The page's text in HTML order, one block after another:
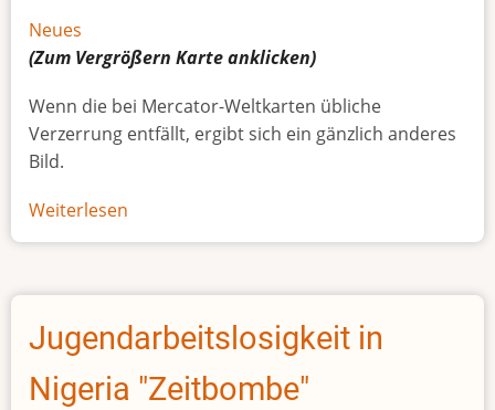
Neues
(Zum Vergrößern Karteanklicken)
Wenn die bei Mercator-Weltkarten übliche
Verzerrung entfällt, ergibt sich ein gänzlich anderes
Bild.
Weiterlesen
Afrikas
Größe
Jugendarbeitslosigkeit in
Nigeria "Zeitbombe"